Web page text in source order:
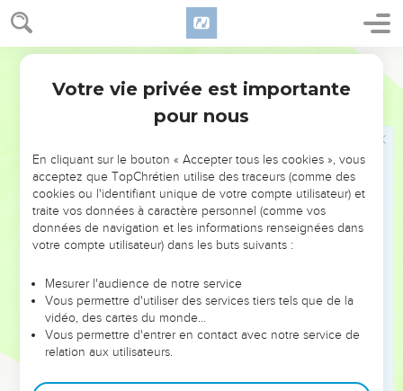
Marc 6
51 Puis il monta dans la barque, auprès d’eux, et le vent
tomba. Les disciples étaient remplis d’un étonnement
extrême,
car ils n’avaient pas compris le miracle des pains : leur
intelligence était incapable d’en saisir le sens.
Jésus guérit les malades dans la région de
Génésareth
Ils achevèrent la traversée du lac et touchèrent terre dans
la région de Génésareth.
Les gens coururent alors dans toute la région et se mirent
à lui apporter les malades sur leurs nattes, là où ils
entendaient dire qu’il était.
56
Partout où Jésus allait, dans les villes, les villages ou les
fermes, les gens venaient mettre leurs malades sur les
Votre vie privée est importante
pour nous
En cliquant sur le bouton « Accepter tous les cookies », vous
acceptez que TopChrétien utilise des traceurs (comme des
cookies ou l'identifiant unique de votre compte utilisateur) et
traite vos données à caractère personnel (comme vos
données de navigation et les informations renseignées dans
votre compte utilisateur) dans les buts suivants :
Mesurer l'audience de notre service
Vous permettre d'utiliser des services tiers tels que de la
vidéo, des cartes du monde…
Vous permettre d'entrer en contact avec notre service de
relation aux utilisateurs.